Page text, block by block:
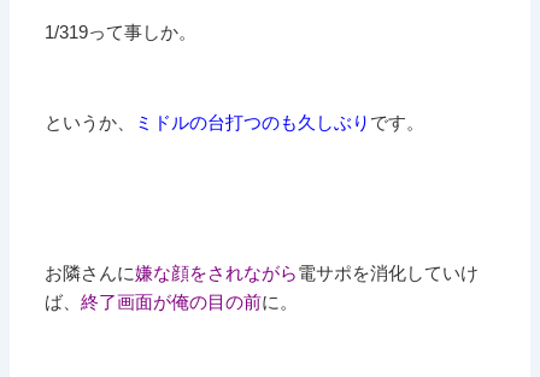
1/319って事しか。
というか、 ミドルの台打つのも久しぶり です。
お隣さんに嫌な顔をされながら電サポを消化していけ
ば、終了画面が俺の目の前に。